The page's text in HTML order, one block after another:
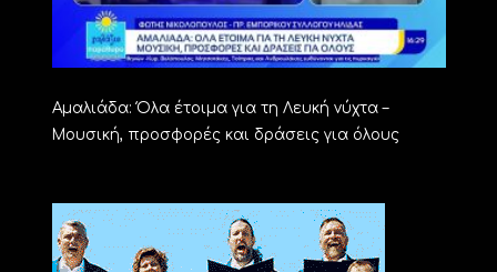
Αμαλιάδα: Όλα έτοιμα για τη Λευκή νύχτα –
Μουσική, προσφορές και δράσεις για όλους